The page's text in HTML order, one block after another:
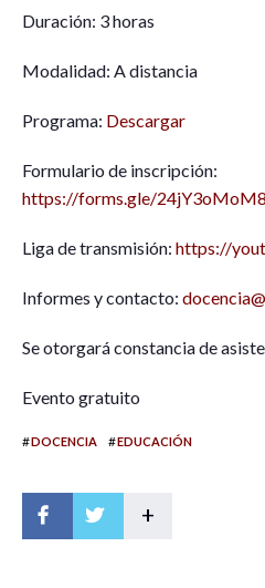
Duración: 3 horas
Modalidad: A distancia
Programa: Descargar
Formulario de inscripción:
https://forms.gle/
Liga de transmisión: https://
Informes y contacto:
Se otorgará constancia de
Evento gratuito
#DOCENCIA #EDUCACIÓN
+